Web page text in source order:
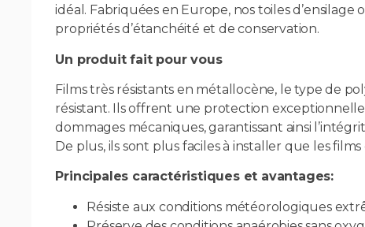
idéal. Fabriquées en Europe, nos toiles d’ensilage
propriétés d’étanchéité et de conservation.
Un produit fait pour vous
Films très résistants en métallocène, le type de
résistant. Ils offrent une protection
dommages mécaniques, garantissant ainsi
De plus, ils sont plus faciles à installer que les films
Principales caractéristiques et avantages:
Résiste aux conditions météorologiques